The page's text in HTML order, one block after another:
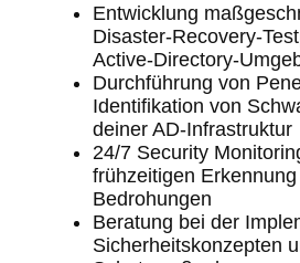
Entwicklung
Disaster-Recovery-
Active-Directory-
Durchführung von
Identifikation von
deiner AD-Infrastruktur
24/7 Security
frühzeitigen Erkennung
Bedrohungen
Beratung bei der
Sicherheitskonzepten